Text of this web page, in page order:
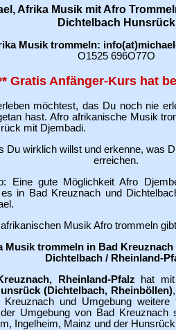
Afrika Musik mit Afro
Dichtelbach Hunsrück
Musik trommeln:
O1525 696O77O
Gratis Anfänger-Kurs hat
möchtest, das Du noch nie
hast. Afro afrikanische Musik
mit Djembadi.
Du wirklich willst und erkenne, was
erreichen.
Eine gute Möglichkeit Afro
es in Bad Kreuznach und
Musik Afro trommeln
Musik trommeln in Bad Kreuznach
Dichtelbach / Rheinland-
Rheinland-Pfalz hat
(Dichtelbach, Rheinböllen)
und Umgebung weitere
Umgebung von Bad Kreuznach
Ingelheim, Mainz und der